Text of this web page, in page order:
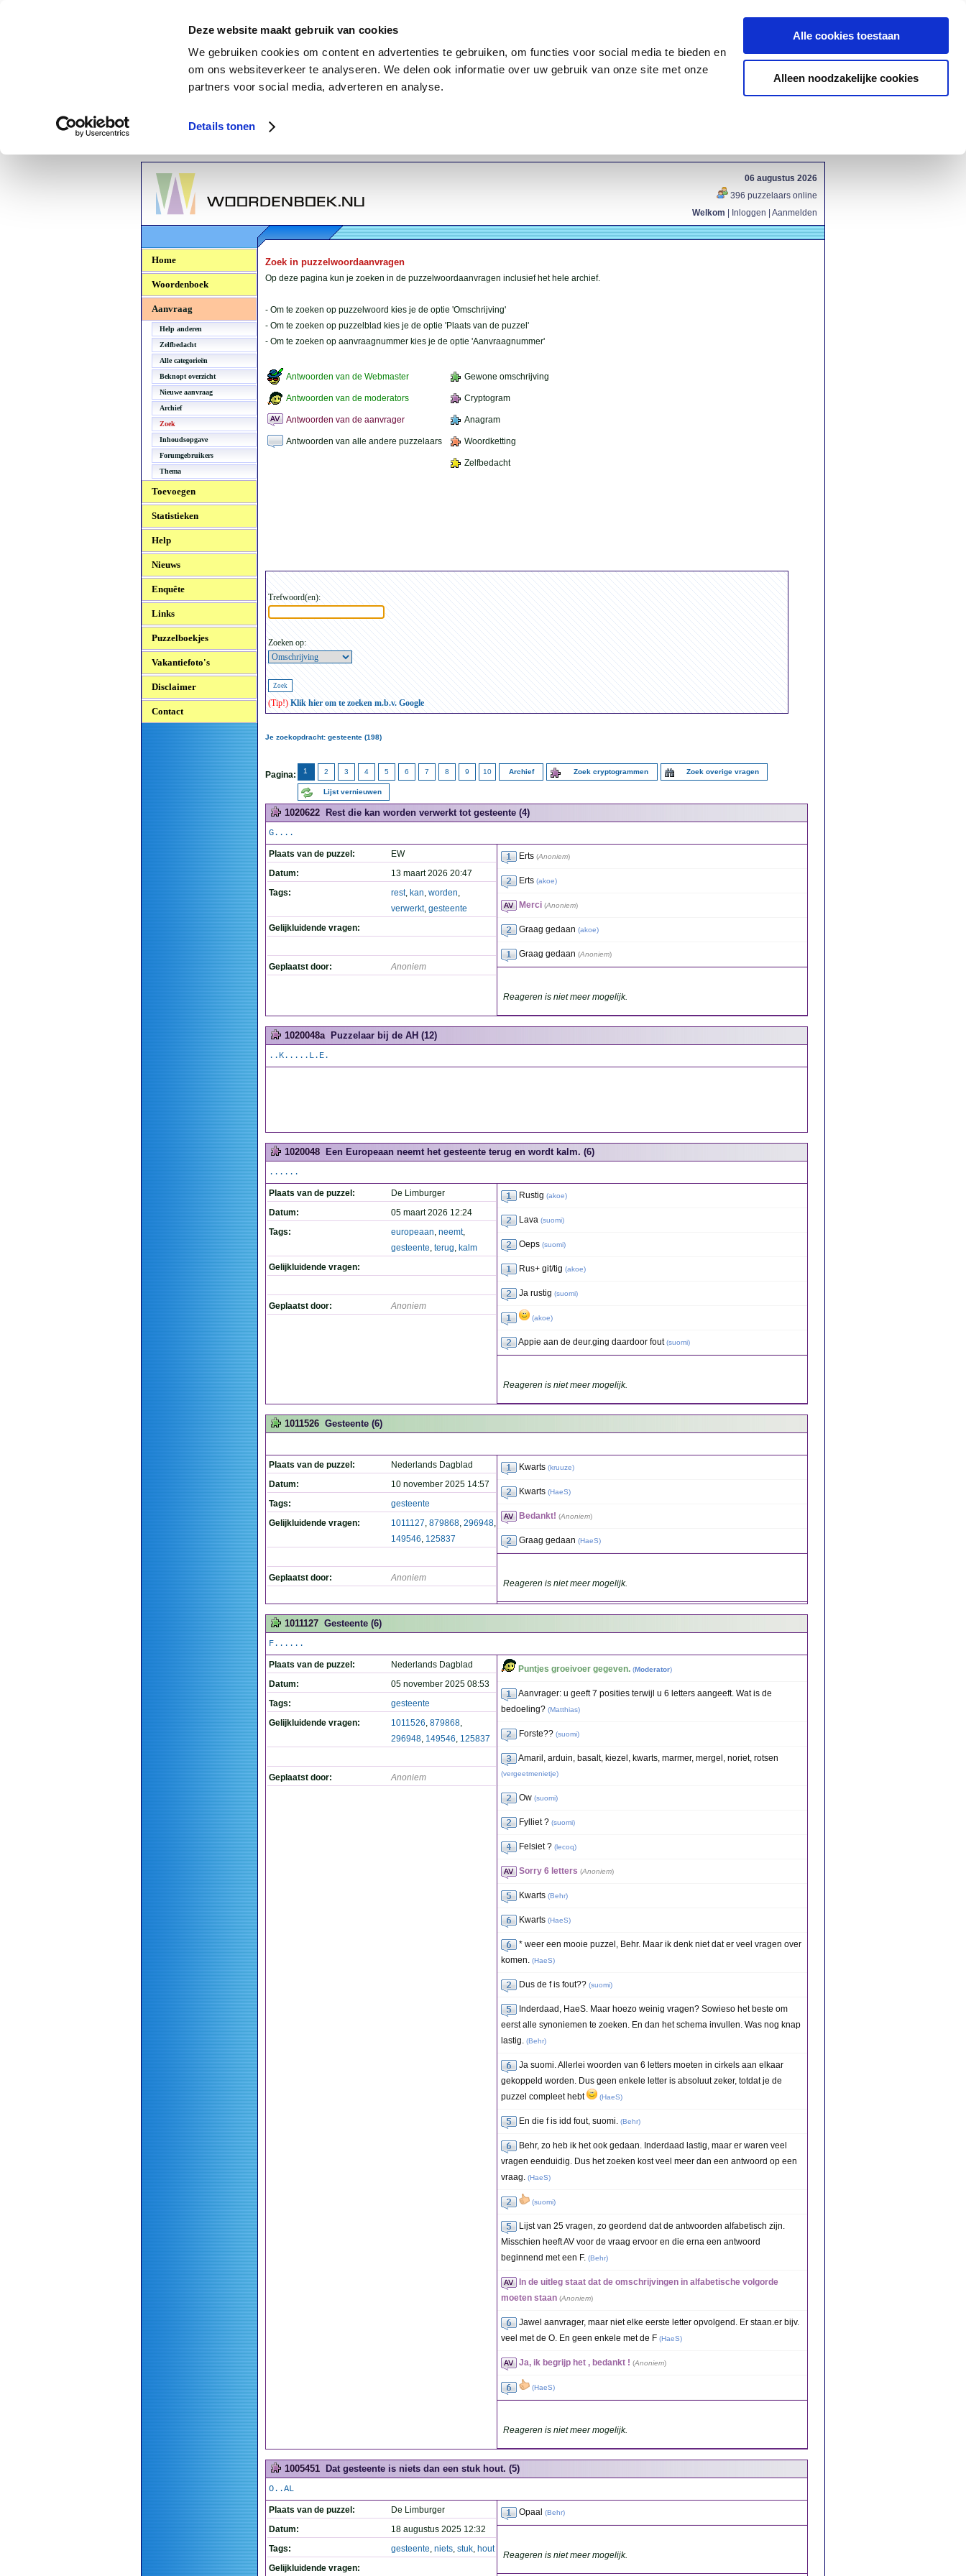
Deze website maakt gebruik van cookies
We gebruiken cookies om content en advertenties te gebruiken, om functies voor social media te bieden en
om ons websiteverkeer te analyseren. We delen ook informatie over uw gebruik van onze site met onze
partners voor social media, adverteren en analyse.
Details tonen
Alle cookies toestaan
Alleen noodzakelijke cookies
Woordenboek.NU
06 augustus 2026
396 puzzelaars online
Welkom
Inloggen Aanmelden
Home
Woordenboek
Aanvraag
Help anderen
Zelfbedacht
Alle categorieën
Beknopt overzicht
Nieuwe aanvraag
Archief
Zoek
Inhoudsopgave
Forumgebruikers
Thema
Toevoegen
Statistieken
Help
Nieuws
Enquête
Links
Puzzelboekjes
Vakantiefoto's
Disclaimer
Contact
Zoek in puzzelwoordaanvragen
Op deze pagina kun je zoeken in de puzzelwoordaanvragen inclusief het hele archief.
- Om te zoeken op puzzelwoord kies je de optie 'Omschrijving'
- Om te zoeken op puzzelblad kies je de optie 'Plaats van de puzzel'
- Om te zoeken op aanvraagnummer kies je de optie 'Aanvraagnummer'
Antwoorden van de Webmaster Gewone omschrijving
Antwoorden van de moderators Cryptogram
Antwoorden van de aanvrager Anagram
Antwoorden van alle andere puzzelaars Woordketting
Zelfbedacht
Trefwoord(en):
Zoeken op:
(Tip!) Klik hier om te zoeken m.b.v. Google
Je zoekopdracht: gesteente (198)
Pagina: 1 2 3 4 5 6 7 8 9 10 Archief Zoek cryptogrammen Zoek overige vragen
Lijst vernieuwen
1020622 Rest die kan worden verwerkt tot gesteente (4)
G....
Plaats van de puzzel:
EW
Datum:
13 maart 2026 20:47
Tags:
rest, kan, worden,
verwerkt, gesteente
Gelijkluidende vragen:
Geplaatst door: Anoniem
Erts (Anoniem)
Erts (akoe)
Merci (Anoniem)
Graag gedaan (akoe)
Graag gedaan (Anoniem)
Reageren is niet meer mogelijk.
1020048a Puzzelaar bij de AH (12)
..K.....L.E.
1020048 Een Europeaan neemt het gesteente terug en wordt kalm. (6)
......
Plaats van de puzzel:
De Limburger
Datum:
05 maart 2026 12:24
Tags:
europeaan, neemt,
gesteente, terug, kalm
Gelijkluidende vragen:
Geplaatst door: Anoniem
Rustig (akoe)
Lava (suomi)
Oeps (suomi)
Rus+ git/tig (akoe)
Ja rustig (suomi)
(akoe)
Appie aan de deur.ging daardoor fout (suomi)
Reageren is niet meer mogelijk.
1011526 Gesteente (6)
Plaats van de puzzel:
Nederlands Dagblad
Datum:
10 november 2025 14:57
Tags:
gesteente
Gelijkluidende vragen:
1011127, 879868, 296948,
149546, 125837
Geplaatst door: Anoniem
Kwarts (kruuze)
Kwarts (HaeS)
Bedankt! (Anoniem)
Graag gedaan (HaeS)
Reageren is niet meer mogelijk.
1011127 Gesteente (6)
F......
Plaats van de puzzel:
Nederlands Dagblad
Datum:
05 november 2025 08:53
Tags:
gesteente
Gelijkluidende vragen:
1011526, 879868,
296948, 149546, 125837
Geplaatst door: Anoniem
Puntjes groeivoer gegeven. (Moderator)
Aanvrager: u geeft 7 posities terwijl u 6 letters aangeeft. Wat is de
bedoeling? (Matthias)
Forste?? (suomi)
Amaril, arduin, basalt, kiezel, kwarts, marmer, mergel, noriet, rotsen
(vergeetmenietje)
Ow (suomi)
Fylliet ? (suomi)
Felsiet ? (lecoq)
Sorry 6 letters (Anoniem)
Kwarts (Behr)
Kwarts (HaeS)
* weer een mooie puzzel, Behr. Maar ik denk niet dat er veel vragen over
komen. (HaeS)
Dus de f is fout?? (suomi)
Inderdaad, HaeS. Maar hoezo weinig vragen? Sowieso het beste om
eerst alle synoniemen te zoeken. En dan het schema invullen. Was nog knap
lastig. (Behr)
Ja suomi. Allerlei woorden van 6 letters moeten in cirkels aan elkaar
gekoppeld worden. Dus geen enkele letter is absoluut zeker, totdat je de
puzzel compleet hebt
(HaeS)
En die f is idd fout, suomi. (Behr)
Behr, zo heb ik het ook gedaan. Inderdaad lastig, maar er waren veel
vragen eenduidig. Dus het zoeken kost veel meer dan een antwoord op een
vraag. (HaeS)
(suomi)
Lijst van 25 vragen, zo geordend dat de antwoorden alfabetisch zijn.
Misschien heeft AV voor de vraag ervoor en die erna een antwoord
beginnend met een F. (Behr)
In de uitleg staat dat de omschrijvingen in alfabetische volgorde
moeten staan (Anoniem)
Jawel aanvrager, maar niet elke eerste letter opvolgend. Er staan.er bijv.
veel met de O. En geen enkele met de F (HaeS)
Ja, ik begrijp het , bedankt ! (Anoniem)
(HaeS)
Reageren is niet meer mogelijk.
1005451 Dat gesteente is niets dan een stuk hout. (5)
O..AL
Plaats van de puzzel:
De Limburger
Datum:
18 augustus 2025 12:32
Tags:
gesteente, niets, stuk, hout
Gelijkluidende vragen:
Opaal (Behr)
Reageren is niet meer mogelijk.